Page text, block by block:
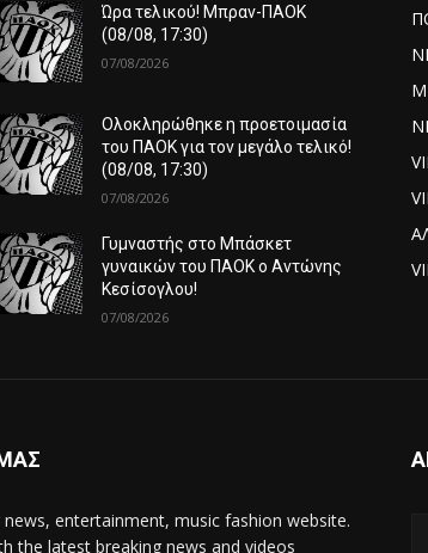
Ώρα τελικού! Μπραν-ΠΑΟΚ
(08/08, 17:30)
07/08/2026
Ολοκληρώθηκε η προετοιμασία
του ΠΑΟΚ για τον μεγάλο τελικό!
(08/08, 17:30)
07/08/2026
Γυμναστής στο Μπάσκετ
γυναικών του ΠΑΟΚ ο Αντώνης
Κεσίσογλου!
07/08/2026
entertainment, music fashion website.
the latest breaking news and videos